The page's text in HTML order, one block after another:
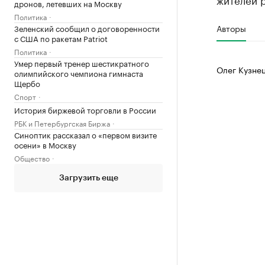
дронов, летевших на Москву
Политика
Зеленский сообщил о договоренности
с США по ракетам Patriot
Политика
Умер первый тренер шестикратного
олимпийского чемпиона гимнаста
Щербо
Спорт
История биржевой торговли в России
РБК и Петербургская Биржа
Синоптик рассказал о «первом визите
осени» в Москву
Общество
Загрузить еще
Авторы
Олег